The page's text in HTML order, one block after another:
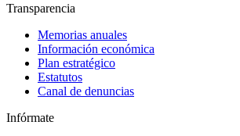
Transparencia
Memorias anuales
Información económica
Plan estratégico
Estatutos
Canal de denuncias
Infórmate